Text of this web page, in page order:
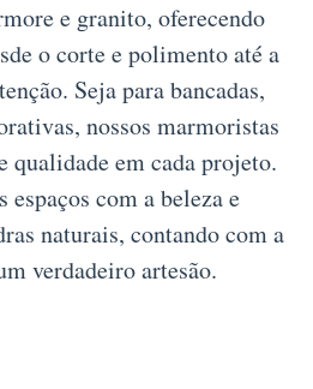
e granito, oferecendo
o corte e polimento até a
Seja para bancadas,
nossos marmoristas
qualidade em cada projeto.
espaços com a beleza e
naturais, contando com a
verdadeiro artesão.